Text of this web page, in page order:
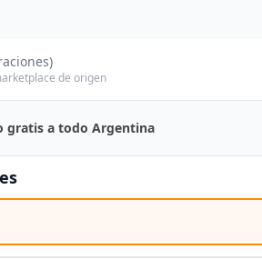
de origen
gratis a todo Argentina